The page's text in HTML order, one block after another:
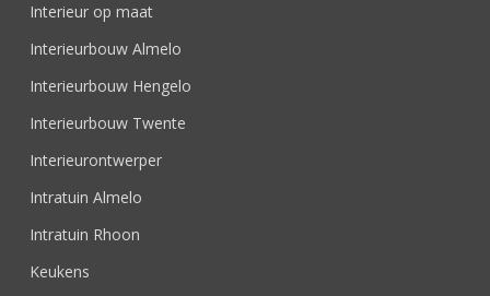
Interieur op maat
Interieurbouw Almelo
Interieurbouw Hengelo
Interieurbouw Twente
Interieurontwerper
Intratuin Almelo
Intratuin Rhoon
Keukens